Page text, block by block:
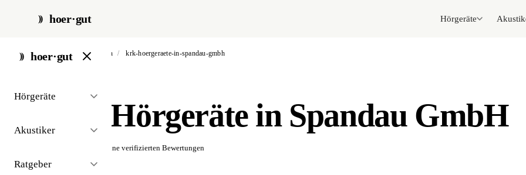
hoer·gut Hörgeräte
hoer·gut
Hörgeräte
Akustiker
Ratgeber
start / akustiker / berlin / krk-hoergeraete-in-spandau-gmbh
KRK Hörgeräte in Spandau GmbH
Noch keine verifizierten Bewertungen